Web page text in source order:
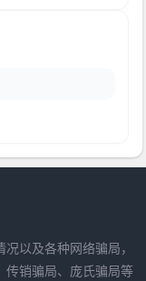
以及各种网络骗局，
传销骗局、庞氏骗局等